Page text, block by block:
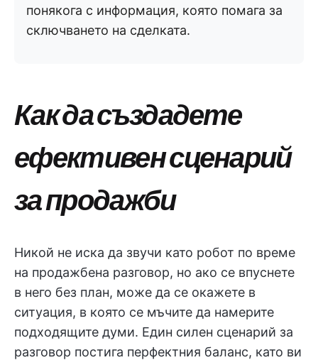
понякога с информация, която помага за
сключването на сделката.
Как да създадете
ефективен сценарий
за продажби
Никой не иска да звучи като робот по време
на продажбена разговор, но ако се впуснете
в него без план, може да се окажете в
ситуация, в която се мъчите да намерите
подходящите думи. Един силен сценарий за
разговор постига перфектния баланс, като ви